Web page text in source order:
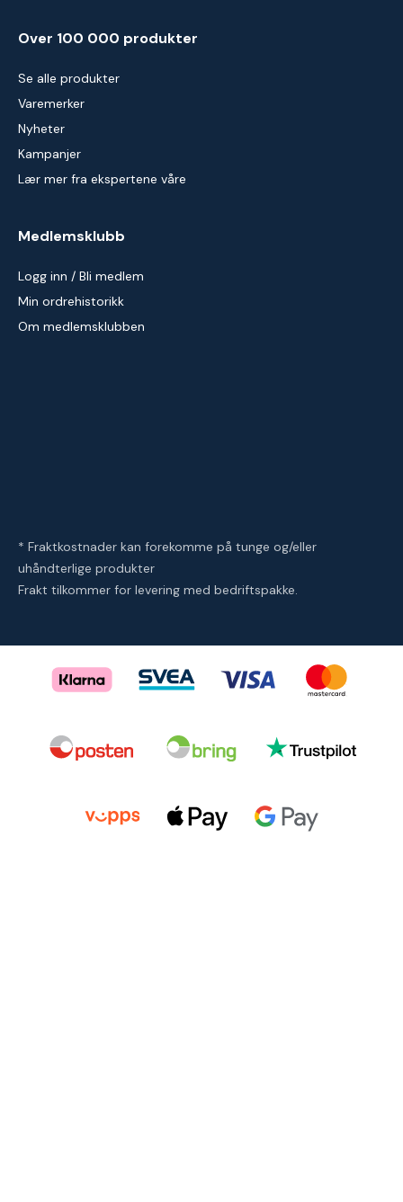
Over 100 000 produkter
Se alle produkter
Varemerker
Nyheter
Kampanjer
Lær mer fra ekspertene våre
Medlemsklubb
Logg inn / Bli medlem
Min ordrehistorikk
Om medlemsklubben
* Fraktkostnader kan forekomme på tunge og/eller
uhåndterlige produkter
Frakt tilkommer for levering med bedriftspakke.